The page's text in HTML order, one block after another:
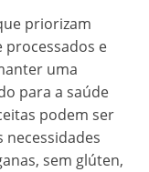
priorizam
e
uma
para a saúde
podem ser
sem glúten,